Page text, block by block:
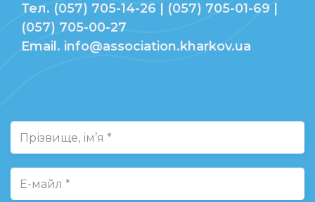
Тел. (057) 705-14-26 | (057) 705-01-69 |
(057) 705-00-27
Email. info@association.kharkov.ua